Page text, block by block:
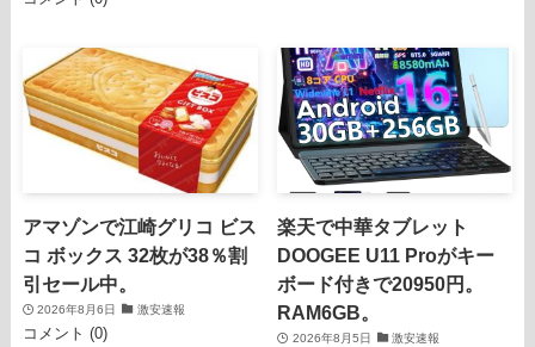
アマゾンで江崎グリコ ビス
コ ボックス 32枚が38％割
引セール中。
2026年8月6日 激安速報
コメント (0)
楽天で中華タブレット
DOOGEE U11 Proがキー
ボード付きで20950円。
RAM6GB。
2026年8月5日 激安速報